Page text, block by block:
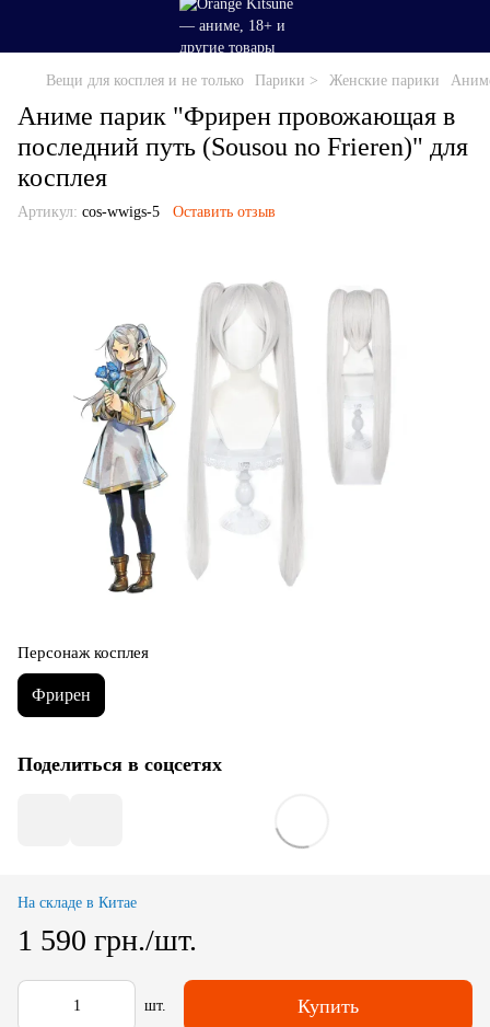
Вещи для косплея и не только Парики > Женские парики
Аниме парик "Фрирен провожающая в
последний путь (Sousou no Frieren)" для
косплея
Артикул: cos-wwigs-5 Оставить отзыв
Персонаж косплея
Фрирен
Поделиться в соцсетях
На складе в Китае
1 590 грн./шт.
шт. Купить